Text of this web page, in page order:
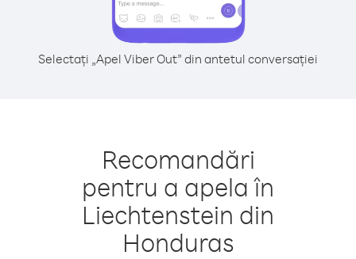
Selectați „Apel Viber Out” din antetul conversației
Recomandări
pentru a apela în
Liechtenstein din
Honduras